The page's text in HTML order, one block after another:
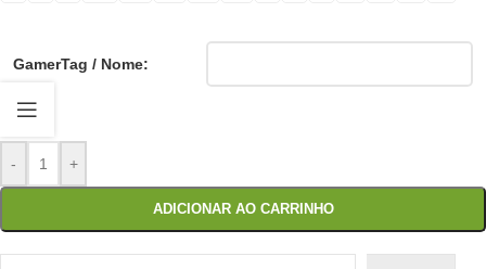
GamerTag / Nome:
- +
ADICIONAR AO CARRINHO